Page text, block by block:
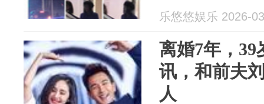
乐悠悠娱乐 2026-
离婚7年，39
讯，和前夫
人